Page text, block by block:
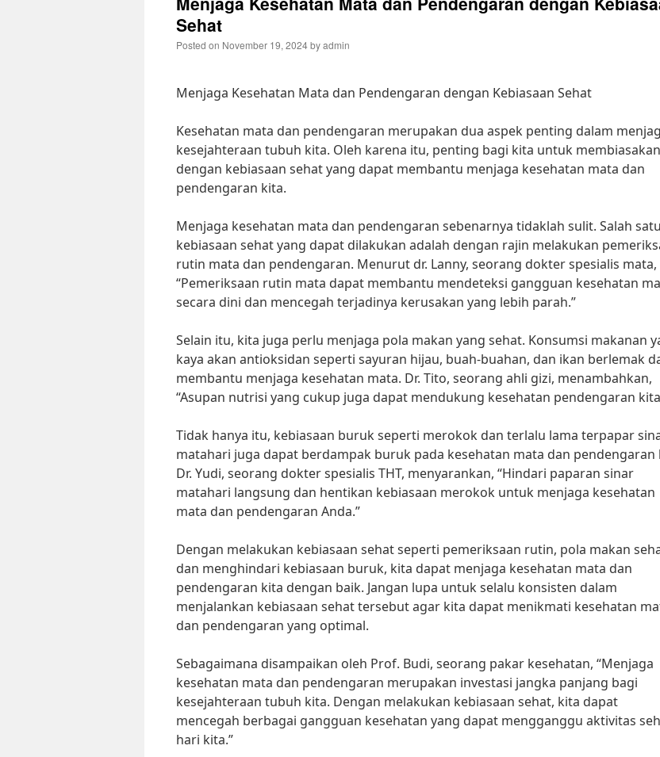
Sehat
Posted on November 19, 2024byadmin
Menjaga Kesehatan Mata dan Pendengaran dengan Kebiasaan Sehat
Kesehatan mata dan pendengaran merupakan dua aspek penting dalam
kesejahteraan tubuh kita. Oleh karena itu, penting bagi kita untuk
dengan kebiasaan sehat yang dapat membantu menjaga kesehatan mata dan
pendengaran kita.
Menjaga kesehatan mata dan pendengaran sebenarnya tidaklah sulit. Salah satu
kebiasaan sehat yang dapat dilakukan adalah dengan rajin melakukan
rutin mata dan pendengaran. Menurut dr. Lanny, seorang dokter spesialis mata,
“Pemeriksaan rutin mata dapat membantu mendeteksi gangguan kesehatan
secara dini dan mencegah terjadinya kerusakan yang lebih parah.”
Selain itu, kita juga perlu menjaga pola makan yang sehat. Konsumsi makanan
kaya akan antioksidan seperti sayuran hijau, buah-buahan, dan ikan berlemak
membantu menjaga kesehatan mata. Dr. Tito, seorang ahli gizi, menambahkan,
“Asupan nutrisi yang cukup juga dapat mendukung kesehatan pendengaran
Tidak hanya itu, kebiasaan buruk seperti merokok dan terlalu lama terpapar
matahari juga dapat berdampak buruk pada kesehatan mata dan pendengaran
Dr. Yudi, seorang dokter spesialis THT, menyarankan, “Hindari paparan sinar
matahari langsung dan hentikan kebiasaan merokok untuk menjaga kesehatan
mata dan pendengaran Anda.”
Dengan melakukan kebiasaan sehat seperti pemeriksaan rutin, pola makan
dan menghindari kebiasaan buruk, kita dapat menjaga kesehatan mata dan
pendengaran kita dengan baik. Jangan lupa untuk selalu konsisten dalam
menjalankan kebiasaan sehat tersebut agar kita dapat menikmati kesehatan
dan pendengaran yang optimal.
Sebagaimana disampaikan oleh Prof. Budi, seorang pakar kesehatan, “Menjaga
kesehatan mata dan pendengaran merupakan investasi jangka panjang bagi
kesejahteraan tubuh kita. Dengan melakukan kebiasaan sehat, kita dapat
mencegah berbagai gangguan kesehatan yang dapat mengganggu aktivitas
hari kita.”